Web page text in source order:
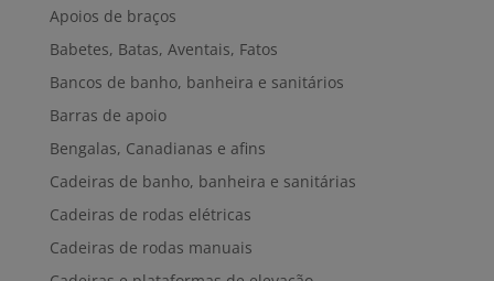
Apoios de braços
Babetes, Batas, Aventais, Fatos
Bancos de banho, banheira e sanitários
Barras de apoio
Bengalas, Canadianas e afins
Cadeiras de banho, banheira e sanitárias
Cadeiras de rodas elétricas
Cadeiras de rodas manuais